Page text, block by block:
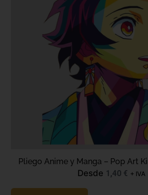
Pliego Anime y Manga – Pop Art
Desde 1,40 € + IVA